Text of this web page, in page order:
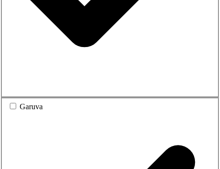
Garuva